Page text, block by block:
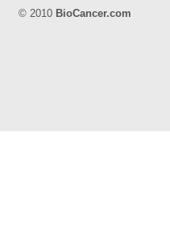
© 2010 BioCancer.com